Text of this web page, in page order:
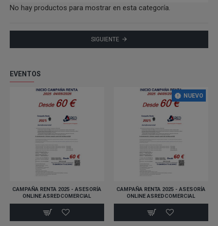
No hay productos para mostrar en esta categoría.
SIGUIENTE
EVENTOS
CAMPAÑA RENTA 2025 - ASESORÍA
ONLINE ASREDCOMERCIAL
NUEVO
CAMPAÑA RENTA 2025 - ASESORÍA
ONLINE ASREDCOMERCIAL